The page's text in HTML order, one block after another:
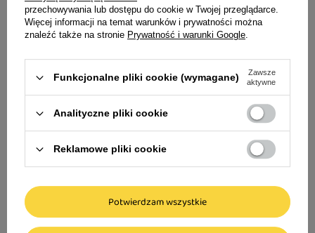
spacerze? Wystarczy ją przepłukać lub przetrzeć
wilgotną szmatką by usunąć wszelkie
to obroża, która posłuży wiele lat.
Dolina Noteci obroża półzaciskowa 30L
15,67 zł
Podkładka pod
antypoślizgowa
40 cm
19,99 zł
przechowywania lub dostępu do cookie w Twojej przeglądarce.
Więcej informacji na temat warunków i prywatności można
znaleźć także na stronie Prywatność i warunki Google.
Funkcjonalne pliki cookie (wymagane)
Zawsze
aktywne
Analityczne pliki cookie
Reklamowe pliki cookie
Potwierdzam wszystkie